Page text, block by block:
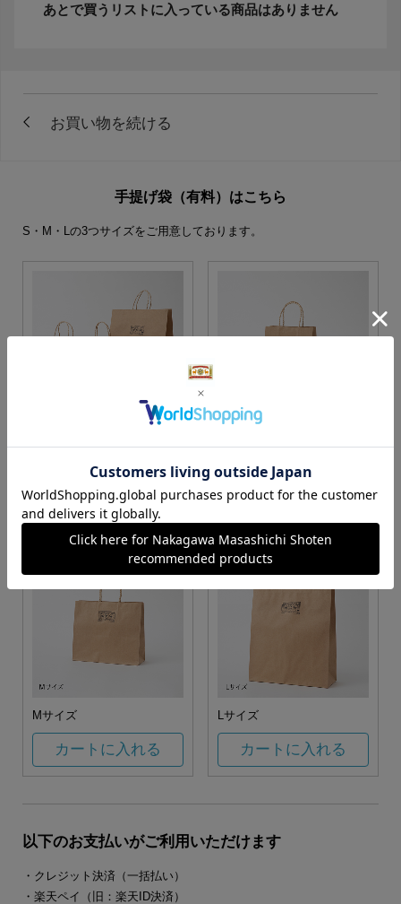
あとで買うリストに入っている商品はありません
手提げ袋（有料）はこちら
S・M・Lの3つサイズをご用意しております。
カートに入れる カートに入れる
Mサイズ
カートに入れる
Lサイズ
カートに入れる
以下のお支払いがご利用いただけます
・クレジット決済（一括払い）
・楽天ペイ（旧：楽天ID決済）